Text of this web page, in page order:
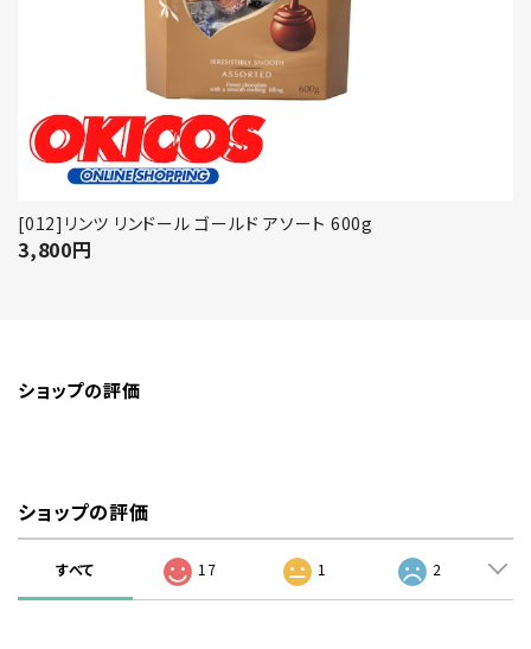
[012]リンツ リンドール ゴールド アソート 600g
3,800円
ショップの評価
ショップの評価
すべて 17 1 2